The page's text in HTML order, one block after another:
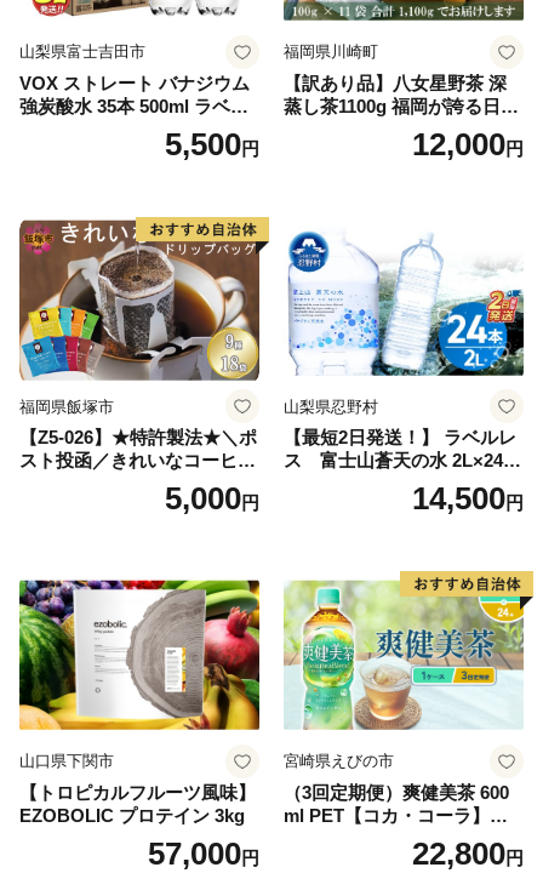
山梨県富士吉田市
VOX ストレート バナジウム
強炭酸水 35本 500ml ラベル
レス【富士吉田市限定カート
5,500円
福岡県川崎町
【訳あり品】八女星野茶 深
蒸し茶1100g 福岡が誇る日本
茶_ 訳アリ 常温 お茶 茶袋 常
備品 おちゃ ocha 茶葉 緑茶
小分け お土産 お取り寄せ グ
ルメ 福岡 九州 福岡県 国産
日本 ふかむし茶 ふかむし 家
庭用 自宅用 ちゃ りょくちゃ
ふかむしちゃ 急須 甘み 川崎
町 送料無料
12,000円
福岡県飯塚市
【Z5-026】★特許製法★＼ポ
スト投函／きれいなコーヒー
ドリップバッグ9種セット(18
袋)ゆうパケットでお届け！
5,000円
山梨県忍野村
【最短2日発送！】 ラベルレ
ス 富士山蒼天の水 2L×24本
（4ケース）※離島不可 天然
水 ミネラルウォーター 水 ペ
産 シリカ ミネラル 美容 備蓄
防災 長期保存 富士山 山梨県
忍野村
14,500円
山口県下関市
【トロピカルフルーツ風味】
EZOBOLIC プロテイン 3kg
57,000円
宮崎県えびの市
（3回定期便）爽健美茶 600
ml PET【コカ・コーラ】ペ
ットボトル 1ケース(24本) 定
期便 3回(72本) セット お茶
22,800円